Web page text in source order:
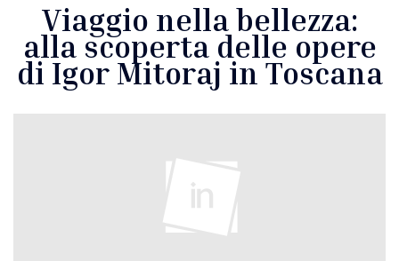
Viaggio nella bellezza:
alla scoperta delle opere
di Igor Mitoraj in Toscana